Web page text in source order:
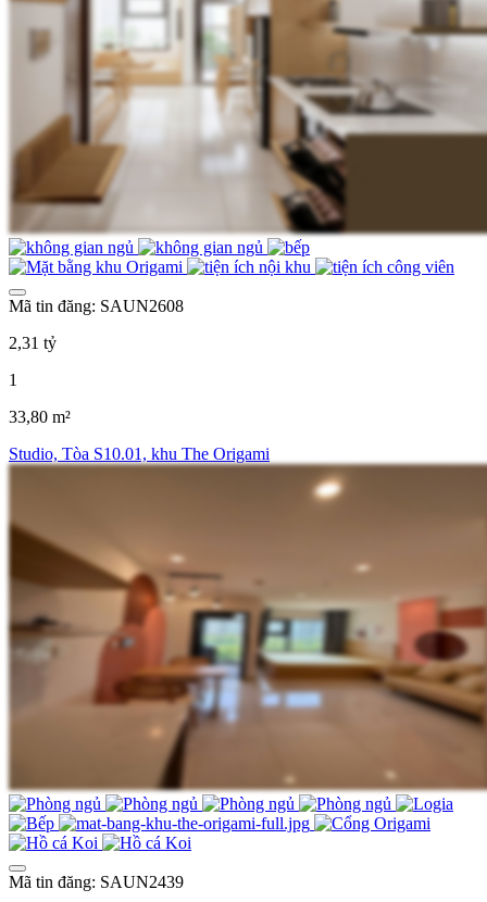
Mã tin đăng: SAUN2608
2,31 tỷ
1
33,80 m²
Studio, Tòa S10.01, khu The Origami
Mã tin đăng: SAUN2439